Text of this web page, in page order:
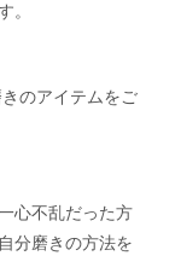
。
のアイテムをご
心不乱だった方
分磨きの方法を